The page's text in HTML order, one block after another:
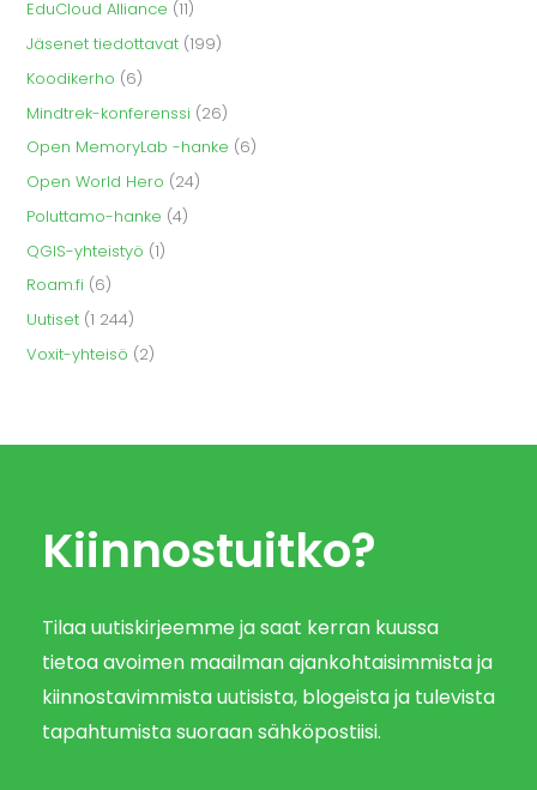
EduCloud Alliance (11)
Jäsenet tiedottavat (199)
Koodikerho (6)
Mindtrek-konferenssi (26)
Open MemoryLab -hanke (6)
Open World Hero (24)
Poluttamo-hanke (4)
QGIS-yhteistyö (1)
Roam.fi (6)
Uutiset (1 244)
Voxit-yhteisö (2)
Kiinnostuitko?
Tilaa uutiskirjeemme ja saat kerran kuussa
tietoa avoimen maailman ajankohtaisimmista ja
kiinnostavimmista uutisista, blogeista ja tulevista
tapahtumista suoraan sähköpostiisi.